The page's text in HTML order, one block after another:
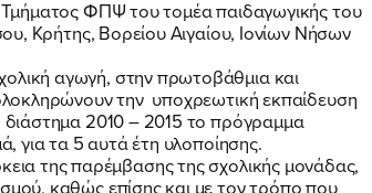
ΦΠΨ του τομέα παιδαγωγικής του
Κρήτης, Βορείου Αιγαίου, Ιονίων Νήσων
αγωγή, στην πρωτοβάθμια και
την υποχρεωτική εκπαίδευση
2010 – 2015 το πρόγραμμα
για τα 5 αυτά έτη υλοποίησης.
της παρέμβασης της σχολικής μονάδας,
καθώς επίσης και με τον τρόπο που